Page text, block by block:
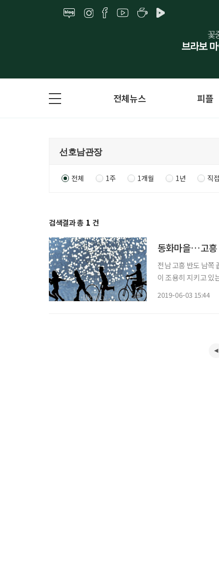
전체뉴스 피플
전체 1주 1개월 1년 직
검색결과 총 1 건
동화마을…고흥
전남 고흥 반도 남쪽
이 조용히 지키고 있는 이 섬은 섬
2019-06-03 15:44